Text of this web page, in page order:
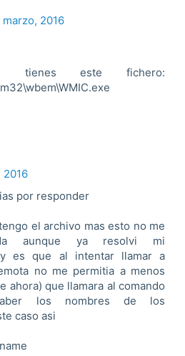
marzo, 2016
tienes este fichero:
2016
por responder
el archivo mas esto no me
aunque ya resolvi mi
y es que al intentar llamar a
no me permitia a menos
ahora) que llamara al comando
los nombres de los
caso asi